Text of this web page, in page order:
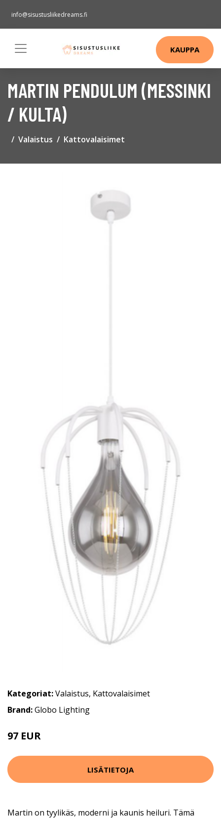
info@sisustusliikedreams.fi
KAUPPA
MARTIN PENDULUM (MESSINKI
/ KULTA)
Valaistus Kattovalaisimet
Kategoriat:Valaistus, Kattovalaisimet
Brand:Globo Lighting
97 EUR
LISÄTIETOJA
Martin on tyylikäs, moderni ja kaunis heiluri. Tämä